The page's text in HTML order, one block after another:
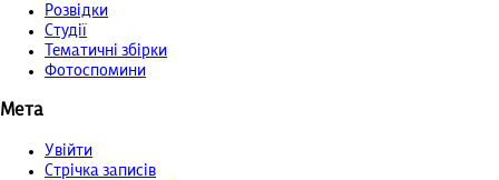
Розвідки
Студії
Тематичні збірки
Фотоспомини
Мета
Увійти
Стрічка записів